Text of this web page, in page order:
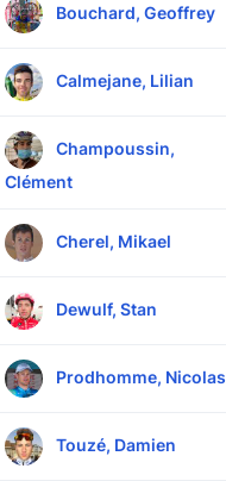
Bouchard, Geoffrey
Calmejane, Lilian
Champoussin,
Clément
Cherel, Mikael
Dewulf, Stan
Prodhomme, Nicolas
Touzé, Damien